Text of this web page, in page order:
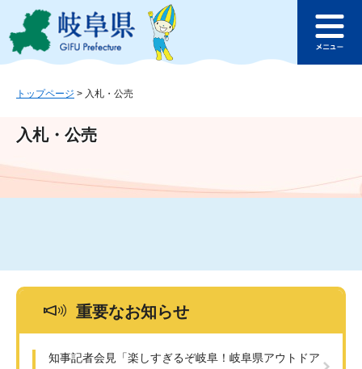
ジ
ュ
文
このページの本文へ
ュ
トップページ > 入札・公売
入札・公売
重要なお知らせ
知事記者会見「楽しすぎるぞ岐阜！岐阜県アウトドア